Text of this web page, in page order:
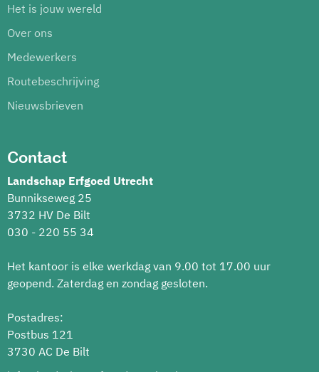
Het is jouw wereld
Over ons
Medewerkers
Routebeschrijving
Nieuwsbrieven
Contact
Landschap Erfgoed Utrecht
Bunnikseweg 25
3732 HV De Bilt
030 - 220 55 34
Het kantoor is elke werkdag van 9.00 tot 17.00 uur
geopend. Zaterdag en zondag gesloten.
Postadres:
Postbus 121
3730 AC De Bilt